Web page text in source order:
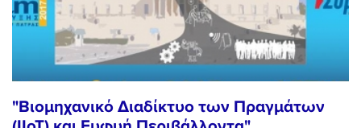
"Βιομηχανικό Διαδίκτυο των Πραγμάτων